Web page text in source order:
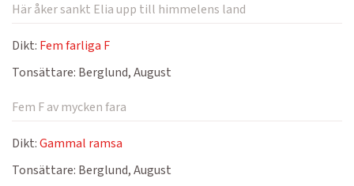
Här åker sankt Elia upp till himmelens land
Dikt: Fem farliga F
Tonsättare: Berglund, August
Fem F av mycken fara
Dikt:Gammal ramsa
Tonsättare: Berglund, August